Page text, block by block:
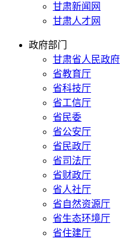
甘肃新闻网
甘肃人才网
政府部门
甘肃省人民政府
省教育厅
省科技厅
省工信厅
省民委
省公安厅
省民政厅
省司法厅
省财政厅
省人社厅
省自然资源厅
省生态环境厅
省住建厅